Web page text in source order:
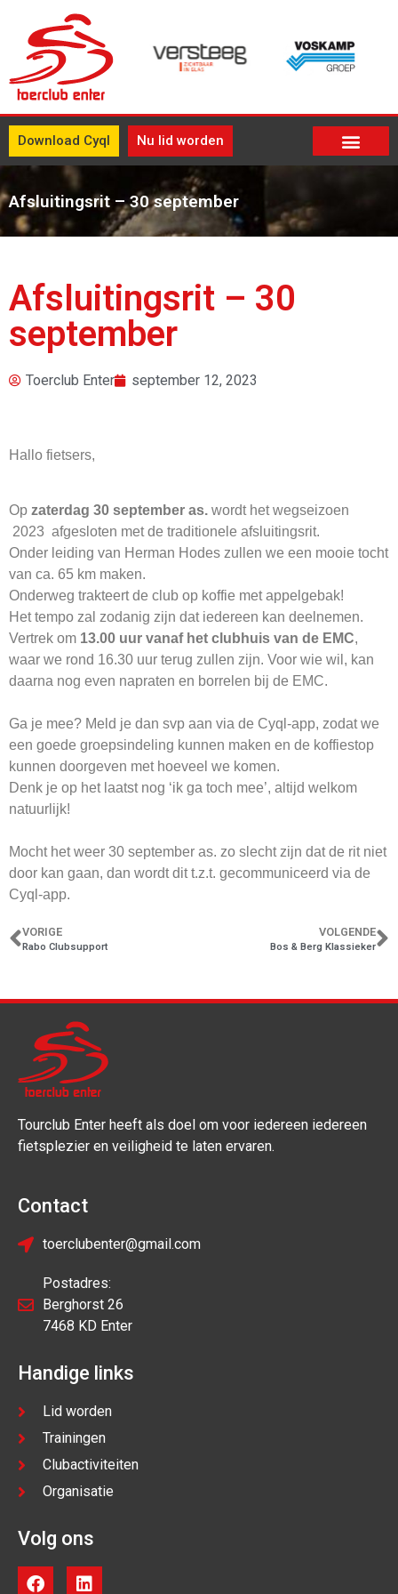
Download Cyql Nu lid worden
Afsluitingsrit – 30 september
Afsluitingsrit – 30
september
Toerclub Enter september 12, 2023
Hallo fietsers,
Op zaterdag 30 september as. wordt het wegseizoen
2023 afgesloten met de traditionele afsluitingsrit.
Onder leiding van Herman Hodes zullen we een mooie tocht
van ca. 65 km maken.
Onderweg trakteert de club op koffie met appelgebak!
Het tempo zal zodanig zijn dat iedereen kan deelnemen.
Vertrek om 13.00 uur vanaf het clubhuis van de EMC,
waar we rond 16.30 uur terug zullen zijn. Voor wie wil, kan
daarna nog even napraten en borrelen bij de EMC.
Ga je mee? Meld je dan svp aan via de Cyql-app, zodat we
een goede groepsindeling kunnen maken en de koffiestop
kunnen doorgeven met hoeveel we komen.
Denk je op het laatst nog ‘ik ga toch mee’, altijd welkom
natuurlijk!
Mocht het weer 30 september as. zo slecht zijn dat de rit niet
door kan gaan, dan wordt dit t.z.t. gecommuniceerd via de
Cyql-app.
VORIGE
Rabo Clubsupport
VOLGENDE
Bos & Berg Klassieker
Tourclub Enter heeft als doel om voor iedereen iedereen
fietsplezier en veiligheid te laten ervaren.
Contact
toerclubenter@gmail.com
Postadres:
Berghorst 26
7468 KD Enter
Handige links
Lid worden
Trainingen
Clubactiviteiten
Organisatie
Volg ons